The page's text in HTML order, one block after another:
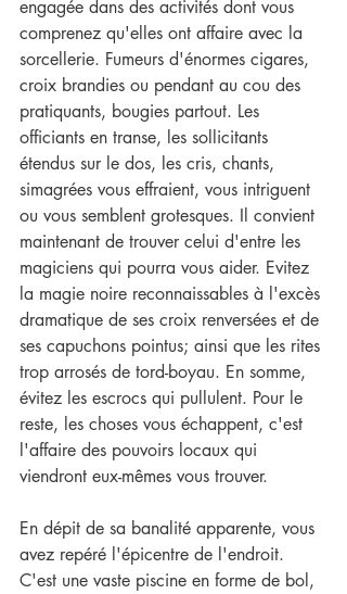
engagée dans des activités dont vous
comprenez qu'elles ont affaire avec la
sorcellerie. Fumeurs d'énormes cigares,
croix brandies ou pendant au cou des
pratiquants, bougies partout. Les
officiants en transe, les sollicitants
étendus sur le dos, les cris, chants,
simagrées vous effraient, vous intriguent
ou vous semblent grotesques. Il convient
maintenant de trouver celui d'entre les
magiciens qui pourra vous aider. Evitez
la magie noire reconnaissables à l'excès
dramatique de ses croix renversées et de
ses capuchons pointus; ainsi que les rites
trop arrosés de tord-boyau. En somme,
évitez les escrocs qui pullulent. Pour le
reste, les choses vous échappent, c'est
l'affaire des pouvoirs locaux qui
viendront eux-mêmes vous trouver.
En dépit de sa banalité apparente, vous
avez repéré l'épicentre de l'endroit.
C'est une vaste piscine en forme de bol,